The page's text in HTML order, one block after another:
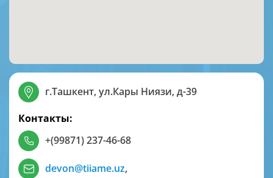
г.Ташкент, ул.Кары Ниязи, д-39
Контакты:
+(99871) 237-46-68
devon@tiiame.uz,